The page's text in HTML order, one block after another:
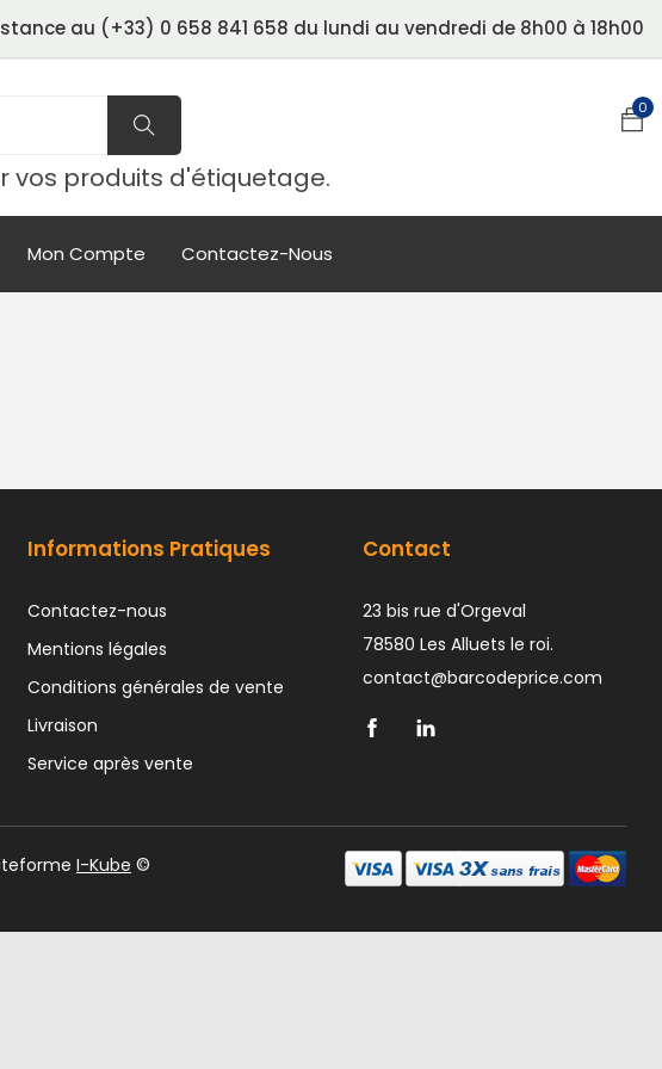
au (+33) 0 658 841 658 du lundi au vendredi de 8h00 à 18h00
vos produits d'étiquetage.
0
Mon Compte Contactez-Nous
Informations Pratiques
Contactez-nous
Mentions légales
Conditions générales de vente
Livraison
Service après vente
Contact
23 bis rue d'Orgeval
78580 Les Alluets le roi.
contact@barcodeprice.com
I-Kube ©